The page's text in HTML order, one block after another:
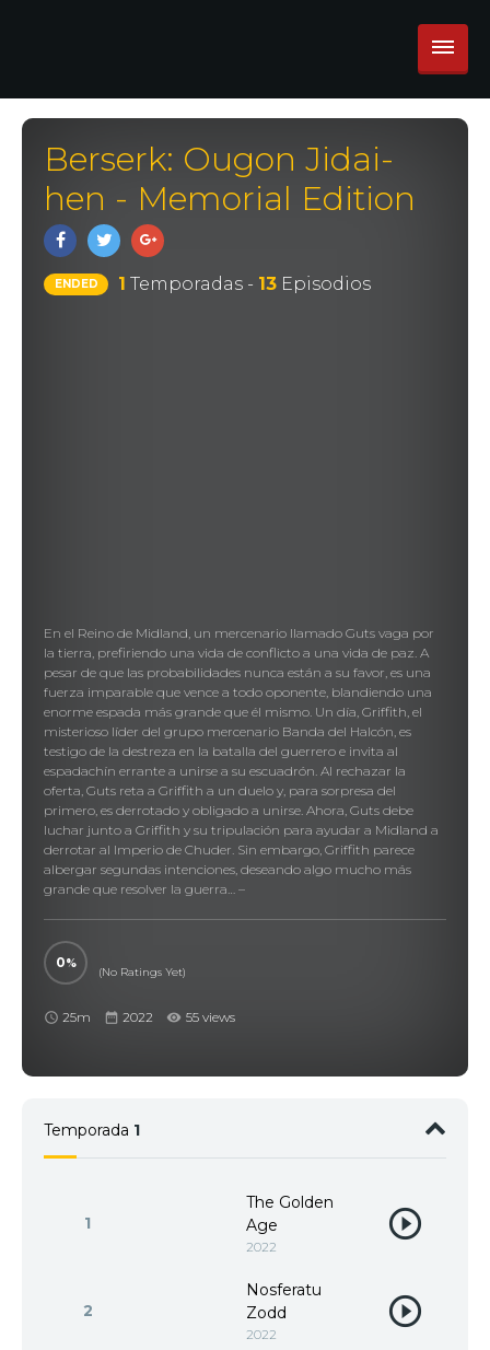
Berserk: Ougon Jidai-
hen - Memorial Edition
ENDED 1 Temporadas - 13Episodios
En el Reino de Midland, un mercenario llamado Guts vaga por
la tierra, prefiriendo una vida de conflicto a una vida de paz. A
pesar de que las probabilidades nunca están a su favor, es una
fuerza imparable que vence a todo oponente, blandiendo una
enorme espada más grande que él mismo. Un día, Griffith, el
misterioso líder del grupo mercenario Banda del Halcón, es
testigo de la destreza en la batalla del guerrero e invita al
espadachín errante a unirse a su escuadrón. Al rechazar la
oferta, Guts reta a Griffith a un duelo y, para sorpresa del
primero, es derrotado y obligado a unirse. Ahora, Guts debe
luchar junto a Griffith y su tripulación para ayudar a Midland a
derrotar al Imperio de Chuder. Sin embargo, Griffith parece
albergar segundas intenciones, deseando algo mucho más
grande que resolver la guerra… –
0
(No Ratings Yet)
25m 2022 55 views
Temporada 1
1
The Golden
Age
2022
2
Nosferatu
Zodd
2022